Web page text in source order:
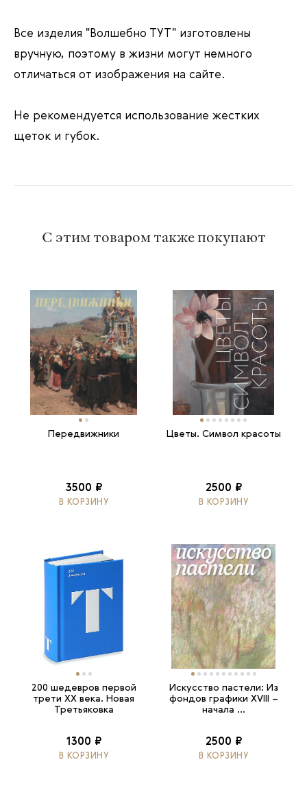
Все изделия "Волшебно ТУТ" изготовлены
вручную, поэтому в жизни могут немного
отличаться от изображения на сайте.
Не рекомендуется использование жестких
щеток и губок.
С этим товаром также покупают
Передвижники
3500 ₽
В КОРЗИНУ
Цветы. Символ красоты
2500 ₽
В КОРЗИНУ
200 шедевров первой
трети ХХ века. Новая
Третьяковка
1300 ₽
В КОРЗИНУ
Искусство пастели: Из
фондов графики XVIII –
начала ...
2500 ₽
В КОРЗИНУ